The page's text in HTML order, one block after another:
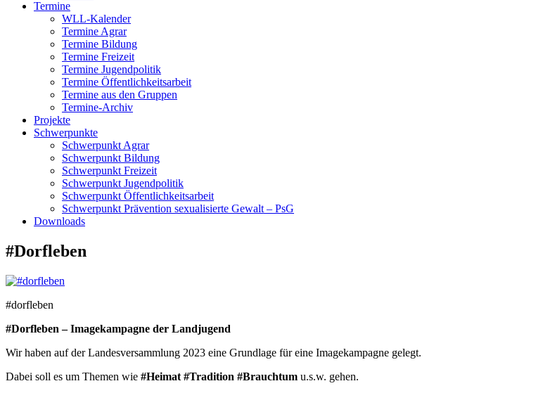
Termine
WLL-Kalender
Termine Agrar
Termine Bildung
Termine Freizeit
Termine Jugendpolitik
Termine Öffentlichkeitsarbeit
Termine aus den Gruppen
Termine-Archiv
Projekte
Schwerpunkte
Schwerpunkt Agrar
Schwerpunkt Bildung
Schwerpunkt Freizeit
Schwerpunkt Jugendpolitik
Schwerpunkt Öffentlichkeitsarbeit
Schwerpunkt Prävention sexualisierte Gewalt – PsG
Downloads
#Dorfleben
#dorfleben
#Dorfleben – Imagekampagne der Landjugend
Wir haben auf der Landesversammlung 2023 eine Grundlage für eine Imagekampagne gelegt.
Dabei soll es um Themen wie #Heimat #Tradition #Brauchtum u.s.w. gehen.